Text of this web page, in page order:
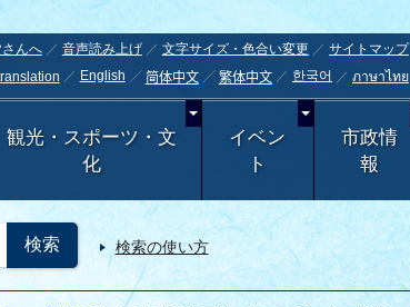
んへ 音声読み上げ 文字サイズ・色合い変更
サイトマップ
English 简体中文 繁体中文 한국어 ภาษาไทย
観光・スポーツ・文
化
イベン
ト
市政情
報
検索の使い方